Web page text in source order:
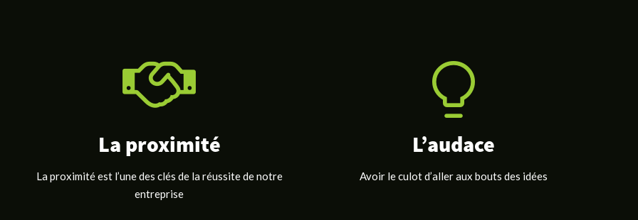
La proximité
La proximité est l’une des clés de la réussite de notre
entreprise
L’audace
Avoir le culot d’aller aux bouts des idées